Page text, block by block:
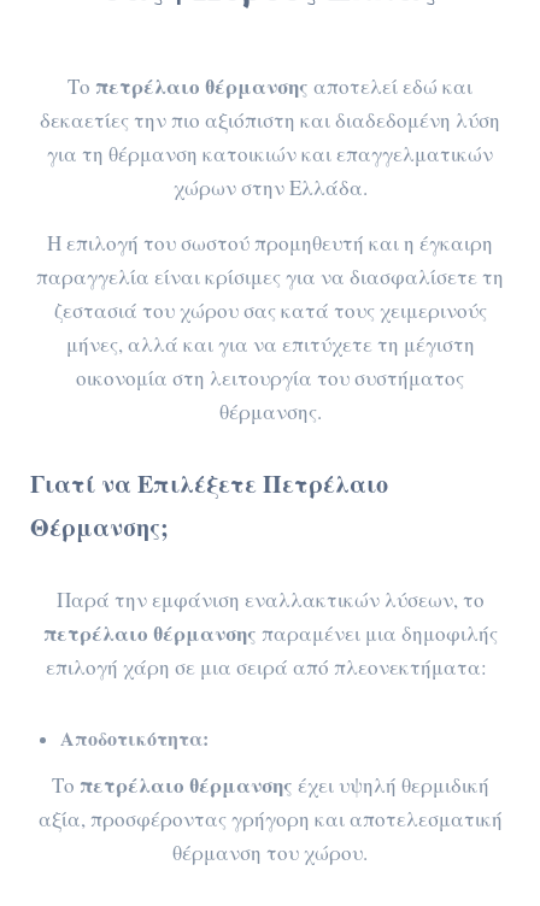
Το πετρέλαιο θέρμανσης αποτελεί εδώ και
δεκαετίες την πιο αξιόπιστη και διαδεδομένη λύση
για τη θέρμανση κατοικιών και επαγγελματικών
χώρων στην Ελλάδα.
Η επιλογή του σωστού προμηθευτή και η έγκαιρη
παραγγελία είναι κρίσιμες για να διασφαλίσετε τη
ζεστασιά του χώρου σας κατά τους χειμερινούς
μήνες, αλλά και για να επιτύχετε τη μέγιστη
οικονομία στη λειτουργία του συστήματος
θέρμανσης.
Γιατί να Επιλέξετε Πετρέλαιο
Θέρμανσης;
Παρά την εμφάνιση εναλλακτικών λύσεων, το
πετρέλαιο θέρμανσης παραμένει μια δημοφιλής
επιλογή χάρη σε μια σειρά από πλεονεκτήματα:
Αποδοτικότητα:
Το πετρέλαιο θέρμανσης έχει υψηλή θερμιδική
αξία, προσφέροντας γρήγορη και αποτελεσματική
θέρμανση του χώρου.